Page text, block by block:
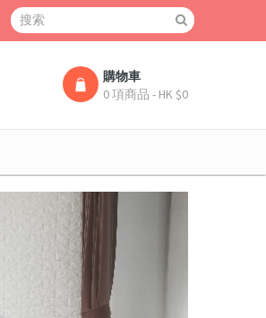
購物車
0 項商品 - HK $0